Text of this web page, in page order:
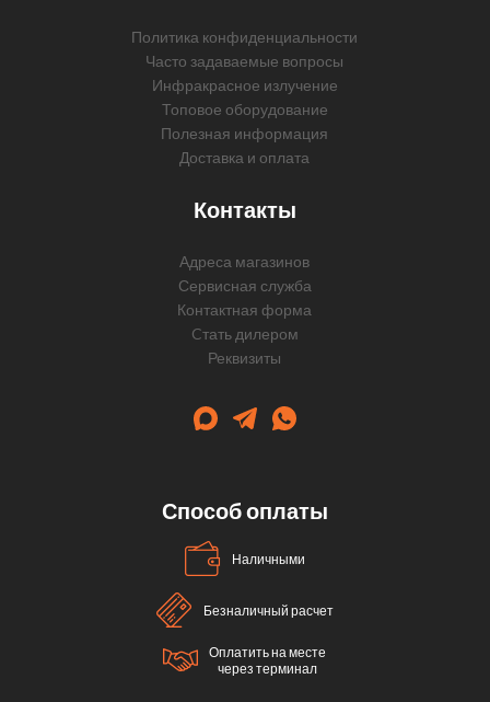
Политика конфиденциальности
Часто задаваемые вопросы
Инфракрасное излучение
Топовое оборудование
Полезная информация
Доставка и оплата
Контакты
Адреса магазинов
Сервисная служба
Контактная форма
Cтать дилером
Реквизиты
Способ оплаты
Наличными
Безналичный расчет
Оплатить на месте
через терминал